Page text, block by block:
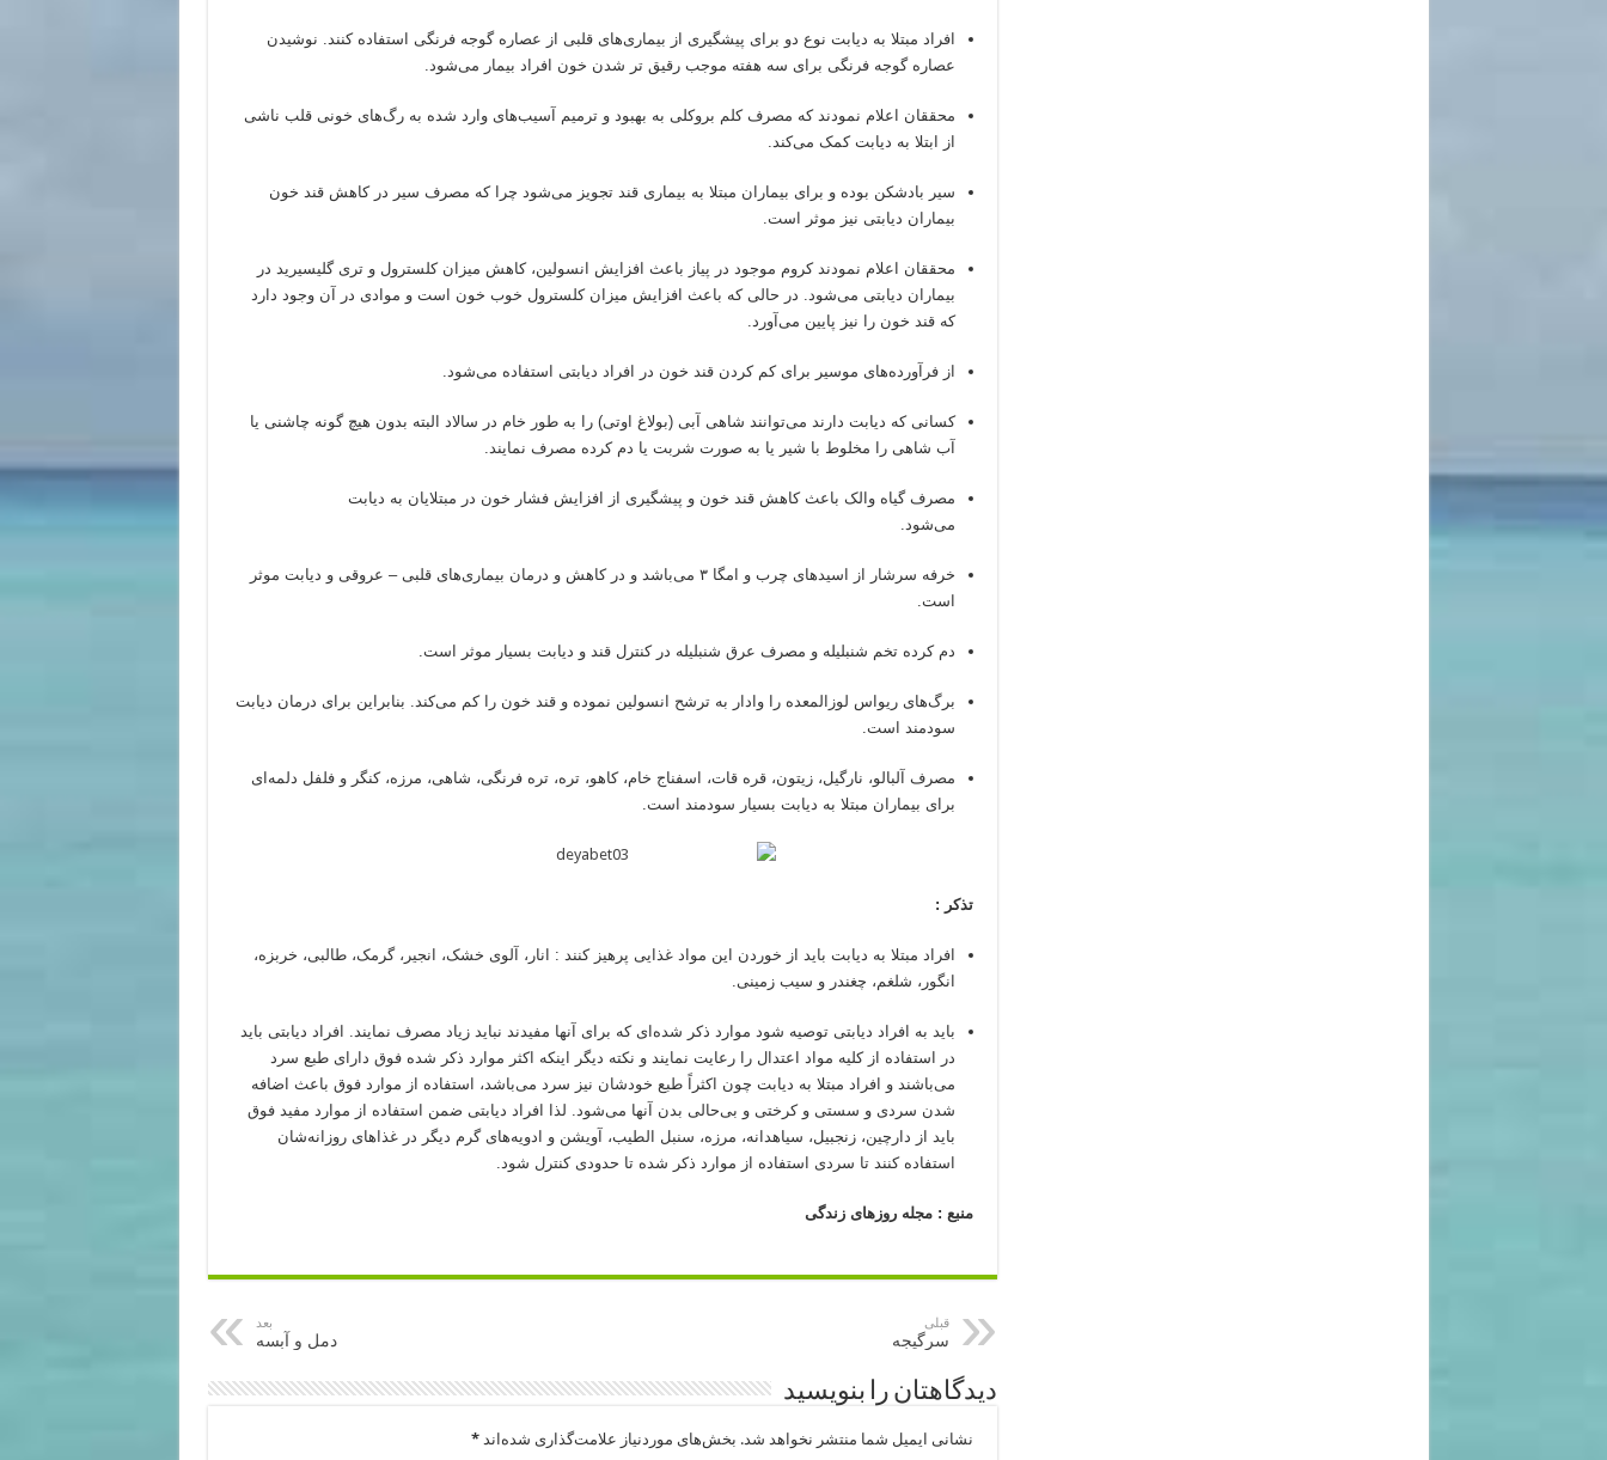
افراد مبتلا به دیابت نوع دو برای پیشگیری از بیماری‌های قلبی از عصاره گوجه فرنگی استفاده کنند. نوشیدن
عصاره گوجه فرنگی برای سه هفته موجب رقیق تر شدن خون افراد بیمار می‌شود.
محققان اعلام نمودند که مصرف کلم بروکلی به بهبود و ترمیم آسیب‌های وارد شده به رگ‌های خونی قلب ناشی
از ابتلا به دیابت کمک می‌کند.
سیر بادشکن بوده و برای بیماران مبتلا به بیماری قند تجویز می‌شود چرا که مصرف سیر در کاهش قند خون
بیماران دیابتی نیز موثر است.
محققان اعلام نمودند کروم موجود در پیاز باعث افزایش انسولین، کاهش میزان کلسترول و تری گلیسیرید در
بیماران دیابتی می‌شود. در حالی که باعث افزایش میزان کلسترول خوب خون است و موادی در آن وجود دارد
که قند خون را نیز پایین می‌آورد.
از فرآورده‌های موسیر برای کم کردن قند خون در افراد دیابتی استفاده می‌شود.
کسانی که دیابت دارند می‌توانند شاهی آبی (بولاغ اوتی) را به طور خام در سالاد البته بدون هیچ گونه چاشنی یا
آب شاهی را مخلوط با شیر یا به صورت شربت یا دم کرده مصرف نمایند.
مصرف گیاه والک باعث کاهش قند خون و پیشگیری از افزایش فشار خون در مبتلایان به دیابت
می‌شود.
خرفه سرشار از اسیدهای چرب و امگا ۳ می‌باشد و در کاهش و درمان بیماری‌های قلبی – عروقی و دیابت موثر
است.
دم کرده تخم شنبلیله و مصرف عرق شنبلیله در کنترل قند و دیابت بسیار موثر است.
برگ‌های ریواس لوزالمعده را وادار به ترشح انسولین نموده و قند خون را کم می‌کند. بنابراین برای درمان دیابت
سودمند است.
مصرف آلبالو، نارگیل، زیتون، قره قات، اسفناج خام، کاهو، تره، تره فرنگی، شاهی، مرزه، کنگر و فلفل دلمه‌ای
برای بیماران مبتلا به دیابت بسیار سودمند است.
تذکر :
افراد مبتلا به دیابت باید از خوردن این مواد غذایی پرهیز کنند : انار، آلوی خشک، انجیر، گرمک، طالبی، خربزه،
انگور، شلغم، چغندر و سیب زمینی.
باید به افراد دیابتی توصیه شود موارد ذکر شده‌ای که برای آنها مفیدند نباید زیاد مصرف نمایند. افراد دیابتی باید
در استفاده از کلیه مواد اعتدال را رعایت نمایند و نکته دیگر اینکه اکثر موارد ذکر شده فوق دارای طبع سرد
می‌باشند و افراد مبتلا به دیابت چون اکثراً طبع خودشان نیز سرد می‌باشد، استفاده از موارد فوق باعث اضافه
شدن سردی و سستی و کرختی و بی‌حالی بدن آنها می‌شود. لذا افراد دیابتی ضمن استفاده از موارد مفید فوق
باید از دارچین، زنجبیل، سیاهدانه، مرزه، سنبل الطیب، آویشن و ادویه‌های گرم دیگر در غذاهای روزانه‌شان
استفاده کنند تا سردی استفاده از موارد ذکر شده تا حدودی کنترل شود.
منبع : مجله روزهای زندگی
قبلی
سرگیجه
بعد
دمل و آبسه
دیدگاهتان را بنویسید
نشانی ایمیل شما منتشر نخواهد شد. بخش‌های موردنیاز علامت‌گذاری شده‌اند*